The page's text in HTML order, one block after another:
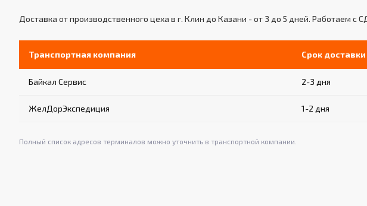
Доставка от производственного цеха в г. Клин до Казани - от 3 до 5 дней. Работаем с
Транспортная компания Срок доставки
Байкал Сервис 2-3 дня
ЖелДорЭкспедиция 1-2 дня
Полный список адресов терминалов можно уточнить в транспортной компании.